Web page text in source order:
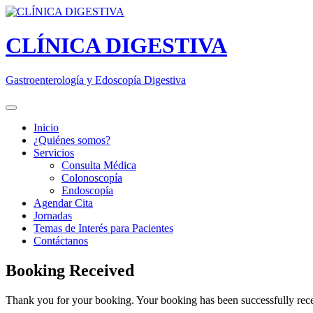
Skip
content
CLÍNICA DIGESTIVA
Gastroenterología y Edoscopía Digestiva
Inicio
¿Quiénes somos?
Servicios
Consulta Médica
Colonoscopía
Endoscopía
Agendar Cita
Jornadas
Temas de Interés para Pacientes
Contáctanos
Booking Received
Thank you for your booking. Your booking has been successfully